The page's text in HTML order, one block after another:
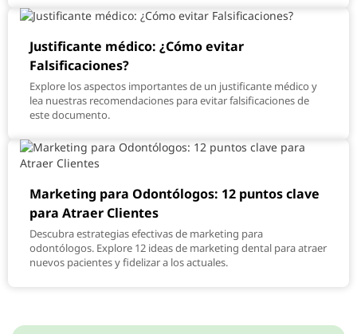
Justificante médico: ¿Cómo evitar
Falsificaciones?
Explore los aspectos importantes de un justificante médico y
lea nuestras recomendaciones para evitar falsificaciones de
este documento.
Marketing para Odontólogos: 12 puntos clave
para Atraer Clientes
Descubra estrategias efectivas de marketing para
odontólogos. Explore 12 ideas de marketing dental para atraer
nuevos pacientes y fidelizar a los actuales.